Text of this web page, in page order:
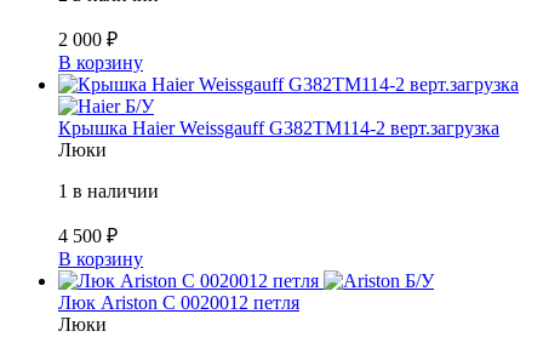
2 000 ₽
В корзину
Б/У
Крышка Haier Weissgauff G382TM114-2 верт.загрузка
Люки
1 в наличии
4 500 ₽
В корзину
Б/У
Люк Ariston C 0020012 петля
Люки